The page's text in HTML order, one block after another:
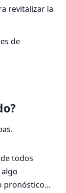
revitalizar la
de
todos
pronóstico…